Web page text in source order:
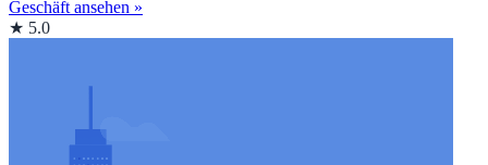
Geschäft ansehen »
★ 5.0